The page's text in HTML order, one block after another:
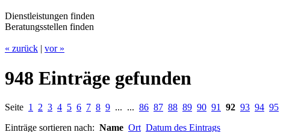
Dienstleistungen finden
Beratungsstellen finden
« zurück | vor »
948 Einträge gefunden
Seite 1 2 3 4 5 6 7 8 9 ... ... 86 87 88 89 90 91 92 93 94 95
Einträge sortieren nach: Name Ort Datum des Eintrags